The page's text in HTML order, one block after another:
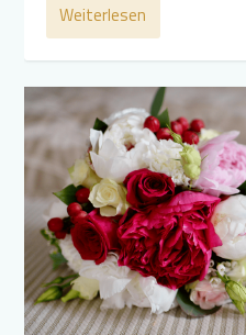
Weiterlesen